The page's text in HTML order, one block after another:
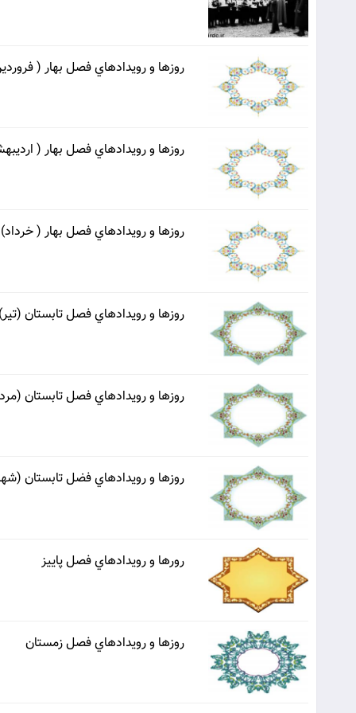
روزها و رويدادهاي فصل بهار (
روزها و رويدادهاي فصل بهار (
روزها و رويدادهاي فصل بهار ( خرداد)
روزها و رويدادهاي فصل تابستان (تير)
روزها و رويدادهاي فصل تابستان
روزها و رويدادهاي فضل تابستان
رورها و رويدادهاي فصل پاييز
روزها و رويدادهاي فصل زمستان